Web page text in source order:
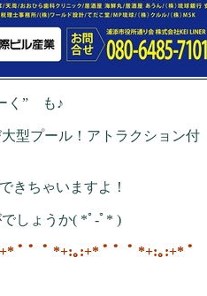
く” も♪
型プール！アトラクション付
きちゃいますよ！
しょうか( *ﾟ-ﾟ* )
ﾟ ゜ﾟ *+:｡:+* ﾟ ゜ﾟ *+:｡:+* ﾟ